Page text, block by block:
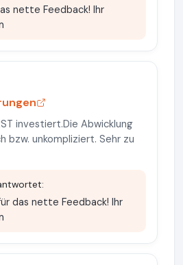
nette Feedback! Ihr
investiert.Die Abwicklung
bzw. unkompliziert. Sehr zu
das nette Feedback! Ihr